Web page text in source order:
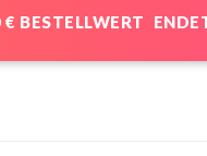
BESTELLWERT